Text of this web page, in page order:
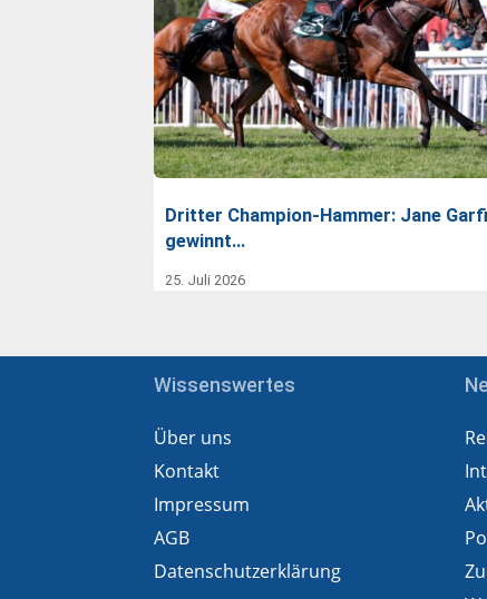
Dritter Champion-Hammer: Jane
gewinnt…
25. Juli 2026
Wissenswertes
Über uns
Kontakt
Impressum
AGB
Datenschutzerklärung